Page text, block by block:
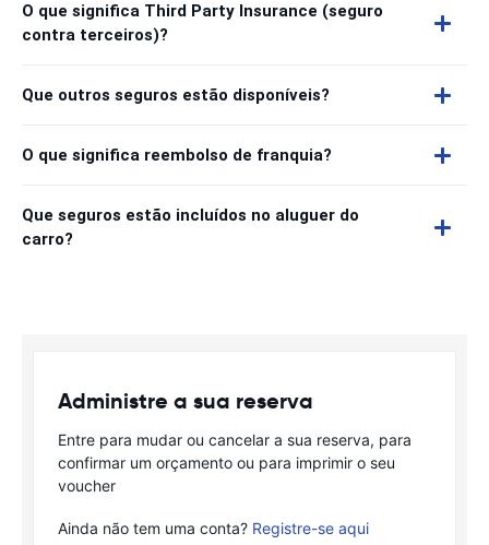
O que significa Third Party Insurance (seguro
contra terceiros)?
Que outros seguros estão disponíveis?
O que significa reembolso de franquia?
Que seguros estão incluídos no aluguer do
carro?
Administre a sua reserva
Entre para mudar ou cancelar a sua reserva, para
confirmar um orçamento ou para imprimir o seu
voucher
Ainda não tem uma conta? Registre-se aqui